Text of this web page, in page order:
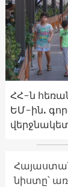
ՀՀ-ն
ԵՄ-ին.
նիստը՝